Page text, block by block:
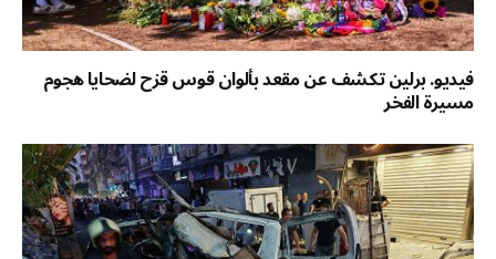
فيديو. برلين تكشف عن مقعد بألوان قوس قزح لضحايا هجوم
مسيرة الفخر